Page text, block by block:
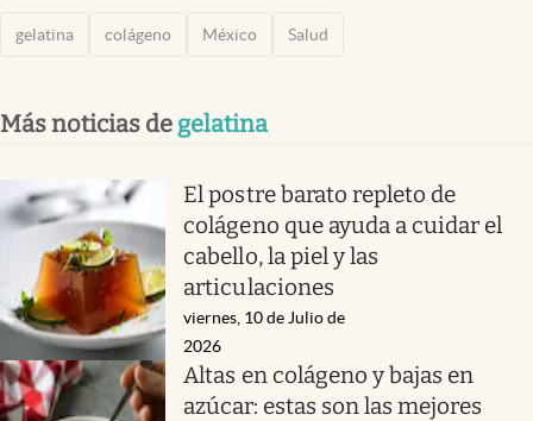
gelatina colágeno México Salud
Más noticias de gelatina
El postre barato repleto de
colágeno que ayuda a cuidar el
cabello, la piel y las
articulaciones
viernes, 10 de Julio de
2026
Altas en colágeno y bajas en
azúcar: estas son las mejores